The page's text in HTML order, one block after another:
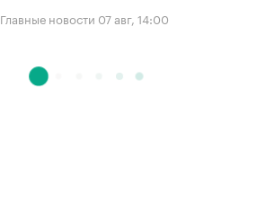
Главные новости 07 авг, 14:00